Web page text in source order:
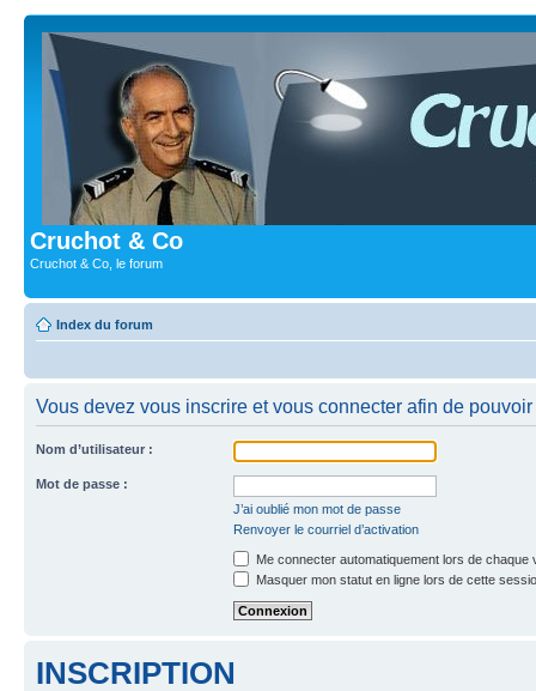
Cruchot & Co
Cruchot & Co, le forum
Index du forum
Vous devez vous inscrire et vous connecter afin de
Nom d’utilisateur :
Mot de passe :
J’ai oublié mon mot de passe
Renvoyer le courriel d’activation
Me connecter automatiquement lors de chaque
Masquer mon statut en ligne lors de cette
INSCRIPTION